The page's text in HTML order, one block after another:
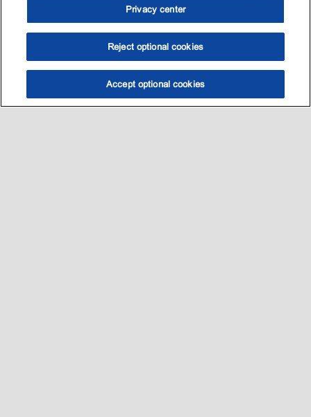
选油助手 查找门店
Privacy center
Reject optional cookies
Accept optional cookies